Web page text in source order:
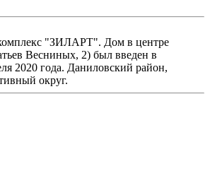
"ЗИЛАРТ". Дом в центре
Весниных, 2) был введен в
2020 года. Даниловский район,
округ.